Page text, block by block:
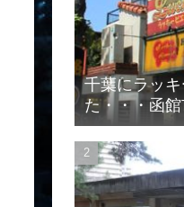
千葉にラッ
た・・・函
有名